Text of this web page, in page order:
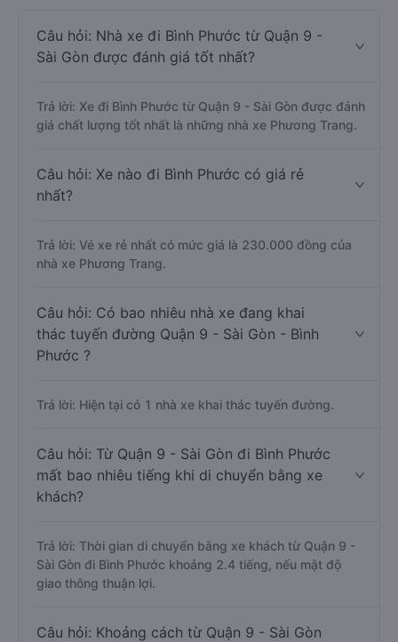
Câu hỏi: Nhà xe đi Bình Phước từ Quận 9 -
Sài Gòn được đánh giá tốt nhất?
Trả lời: Xe đi Bình Phước từ Quận 9 - Sài Gòn được đánh
giá chất lượng tốt nhất là những nhà xe Phương Trang.
Câu hỏi: Xe nào đi Bình Phước có giá rẻ
nhất?
Trả lời: Vé xe rẻ nhất có mức giá là 230.000 đồng của
nhà xe Phương Trang.
Câu hỏi: Có bao nhiêu nhà xe đang khai
thác tuyến đường Quận 9 - Sài Gòn - Bình
Phước ?
Trả lời: Hiện tại có 1 nhà xe khai thác tuyến đường.
Câu hỏi: Từ Quận 9 - Sài Gòn đi Bình Phước
mất bao nhiêu tiếng khi di chuyển bằng xe
khách?
Trả lời: Thời gian di chuyển bằng xe khách từ Quận 9 -
Sài Gòn đi Bình Phước khoảng 2.4 tiếng, nếu mật độ
giao thông thuận lợi.
Câu hỏi: Khoảng cách từ Quận 9 - Sài Gòn